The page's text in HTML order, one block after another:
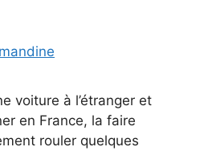
voiture à l’étranger et
en France, la faire
rouler quelques